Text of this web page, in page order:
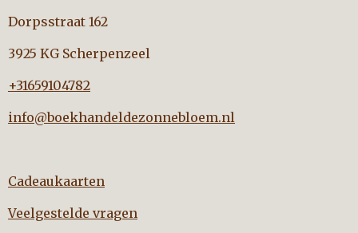
Dorpsstraat 162
3925 KG Scherpenzeel
+31659104782
info@boekhandeldezonnebloem.nl
Cadeaukaarten
Veelgestelde vragen